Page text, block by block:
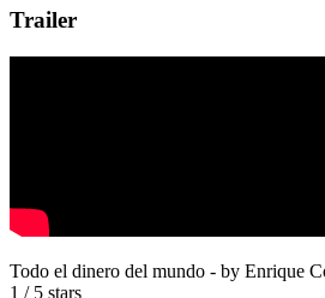
Trailer
Todo el dinero del mundo - by Enrique
1 / 5 stars